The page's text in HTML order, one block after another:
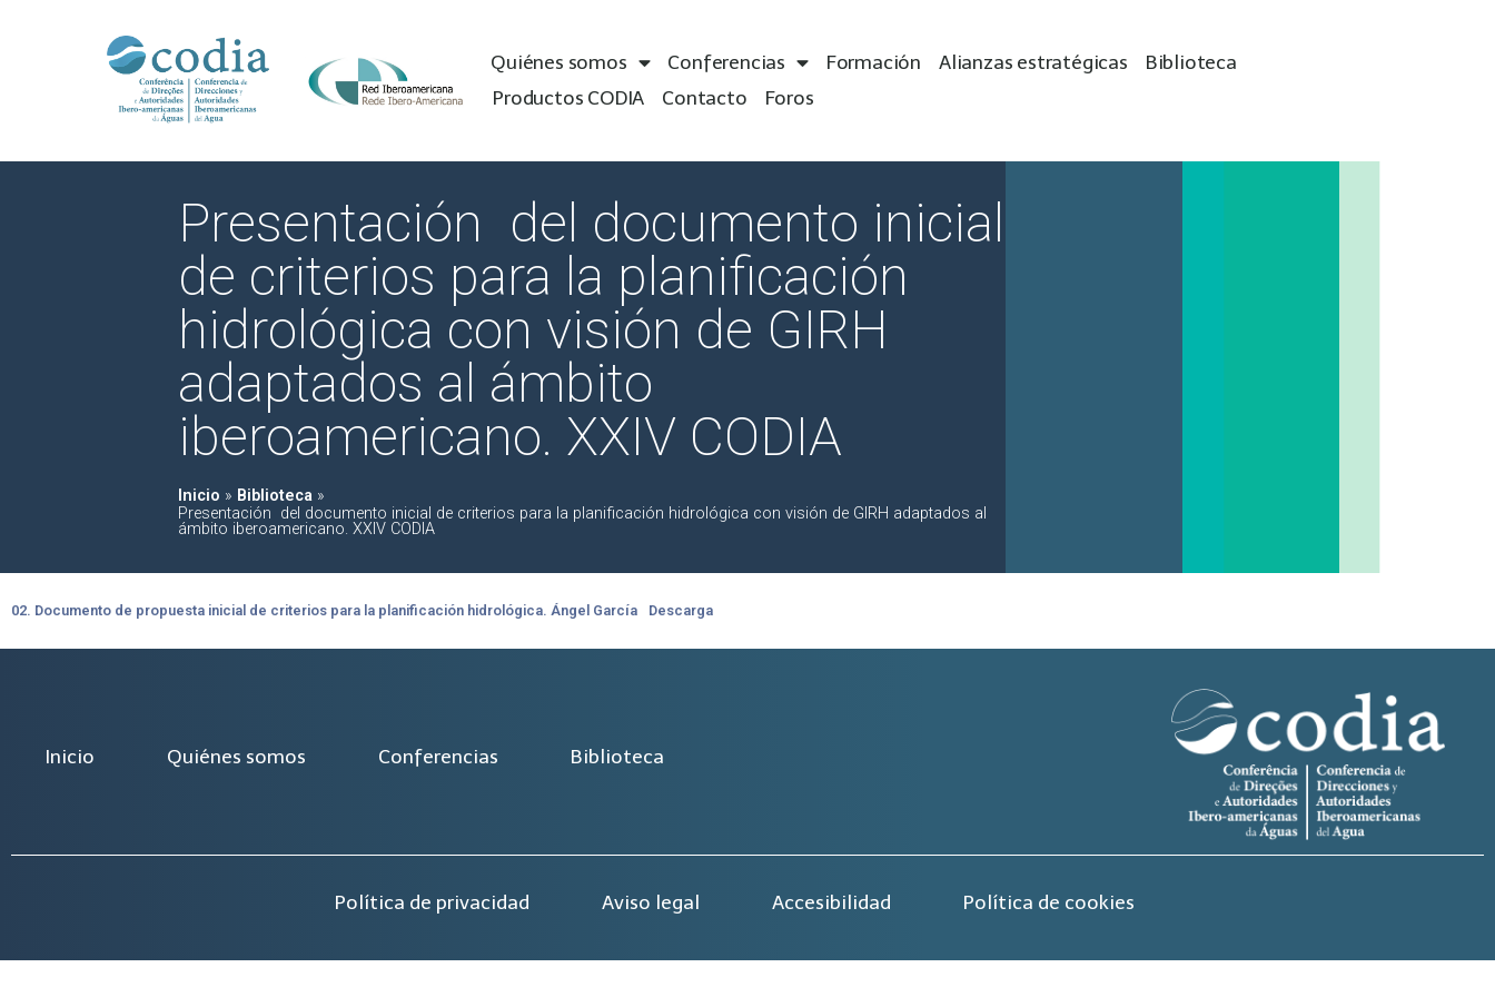
Quiénes somos Conferencias Formación Alianzas estratégicas
Biblioteca
Productos CODIA
Contacto Foros
Presentación del documento inicial
de criterios para la planificación
hidrológica con visión de GIRH
adaptados al ámbito
iberoamericano. XXIV CODIA
Inicio » Biblioteca »
Presentación del documento inicial de criterios para la planificación hidrológica con visión de GIRH adaptados al
ámbito iberoamericano. XXIV CODIA
02. Documento de propuesta inicial de criterios para la planificación hidrológica. Ángel García Descarga
Inicio Quiénes somos Conferencias Biblioteca
Política de privacidad Aviso legal Accesibilidad Política de cookies